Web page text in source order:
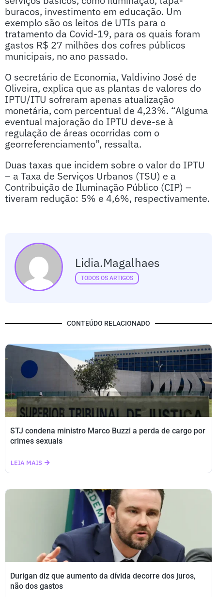
buracos, investimento em educação. Um
exemplo são os leitos de UTIs para o
tratamento da Covid-19, para os quais foram
gastos R$ 27 milhões dos cofres públicos
municipais, no ano passado.
O secretário de Economia, Valdivino José de
Oliveira, explica que as plantas de valores do
IPTU/ITU sofreram apenas atualização
monetária, com percentual de 4,23%. “Alguma
eventual majoração do IPTU deve-se à
regulação de áreas ocorridas com o
georreferenciamento”, ressalta.
Duas taxas que incidem sobre o valor do IPTU
– a Taxa de Serviços Urbanos (TSU) e a
Contribuição de Iluminação Público (CIP) –
tiveram redução: 5% e 4,6%, respectivamente.
Lidia.magalhaes
TODOS OS ARTIGOS
CONTEÚDO RELACIONADO
STJ condena ministro Marco Buzzi a perda de cargo por
crimes sexuais
LEIA MAIS
Durigan diz que aumento da dívida decorre dos juros,
não dos gastos